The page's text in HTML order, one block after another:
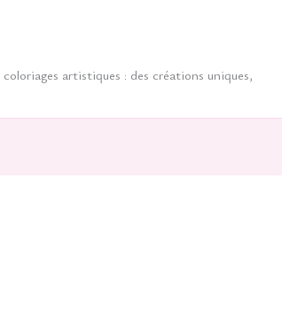
artistiques : des créations uniques,